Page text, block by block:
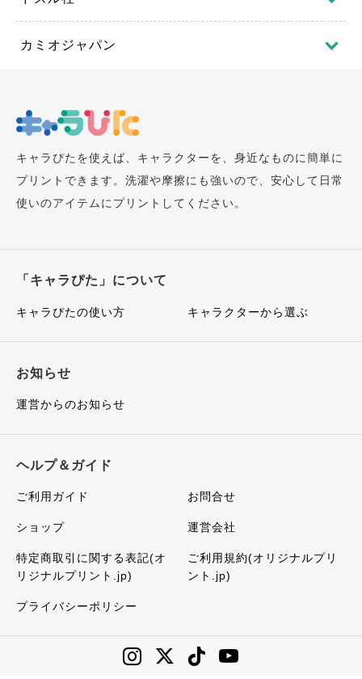
カミオジャパン
キャラぴたを使えば、キャラクターを、身近なものに簡単に
プリントできます。洗濯や摩擦にも強いので、安心して日常
使いのアイテムにプリントしてください。
「キャラぴた」について
キャラぴたの使い方 キャラクターから選ぶ
お知らせ
運営からのお知らせ
ヘルプ＆ガイド
ご利用ガイド お問合せ
ショップ 運営会社
特定商取引に関する表記(オ
リジナルプリント.jp)
ご利用規約(オリジナルプリ
ント.jp)
プライバシーポリシー